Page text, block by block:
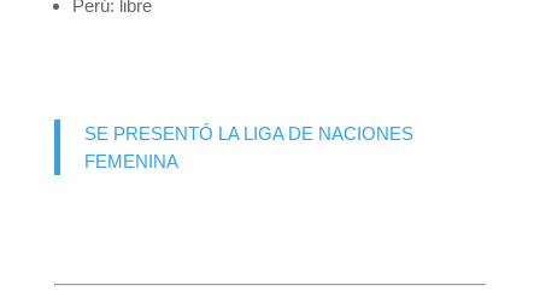
Perú: libre
SE PRESENTÓ LA LIGA DE NACIONES
FEMENINA